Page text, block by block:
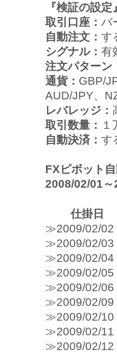
『検証の設定
取引口座： バ
自動注文： す
シグナル： 有
注文パターン
通貨： GBP/
AUD/JPY、
レバレッジ：
取引数量： １
自動決済： す
FXピボット
2008/02/01～
仕掛日
≫2009/
≫2009/
≫2009/
≫2009/
≫2009/
≫2009/
≫2009/
≫2009/
≫2009/